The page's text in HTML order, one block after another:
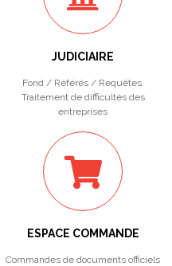
JUDICIAIRE
Fond / Référés / Requêtes.
Traitement de difficultés des
entreprises
ESPACE COMMANDE
Commandes de documents officiels